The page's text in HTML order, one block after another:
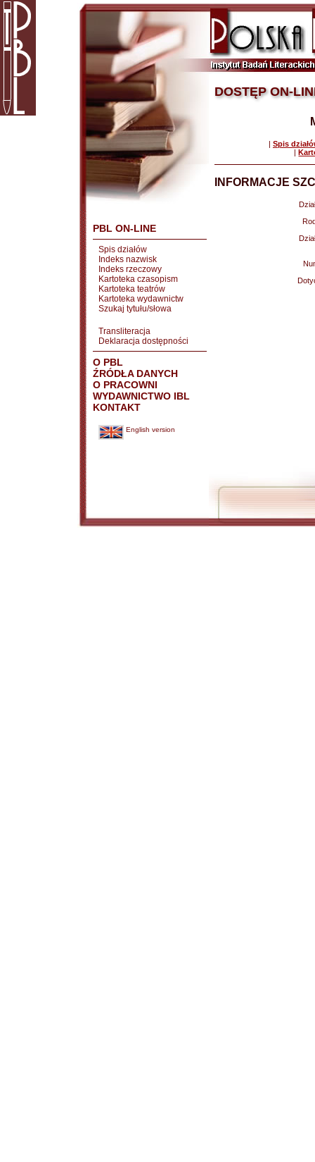
PBL ON-LINE
Spis działów
Indeks nazwisk
Indeks rzeczowy
Kartoteka czasopism
Kartoteka teatrów
Kartoteka wydawnictw
Szukaj tytułu/słowa
Transliteracja
Deklaracja dostępności
O PBL
ŹRÓDŁA DANYCH
O PRACOWNI
WYDAWNICTWO IBL
KONTAKT
English version
DOSTĘP ON-
| Spis
|
INFORMACJE